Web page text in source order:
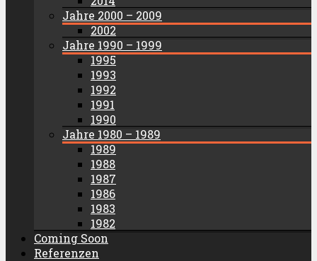
Jahre 2000 – 2009
2002
Jahre 1990 – 1999
1995
1993
1992
1991
1990
Jahre 1980 – 1989
1989
1988
1987
1986
1983
1982
Coming Soon
Referenzen